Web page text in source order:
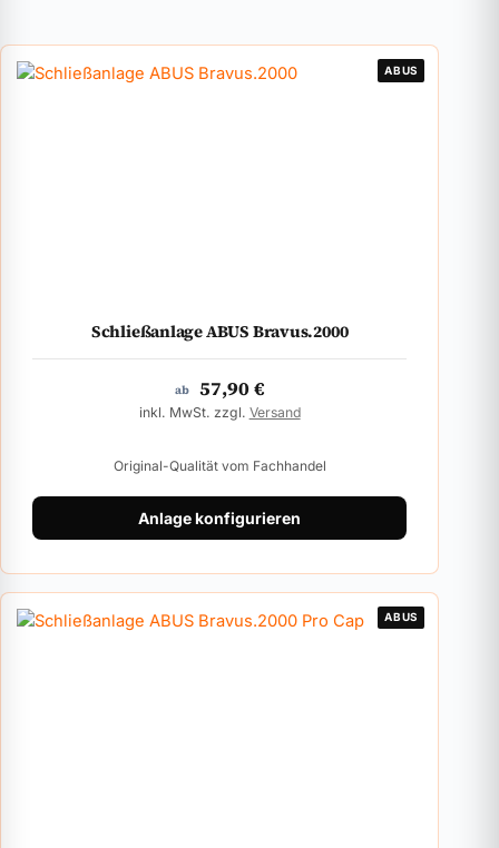
ABUS
Schließanlage ABUS Bravus.2000
ab 57,90€
inkl. MwSt. zzgl. Versand
Original-Qualität vom Fachhandel
Anlage konfigurieren
ABUS